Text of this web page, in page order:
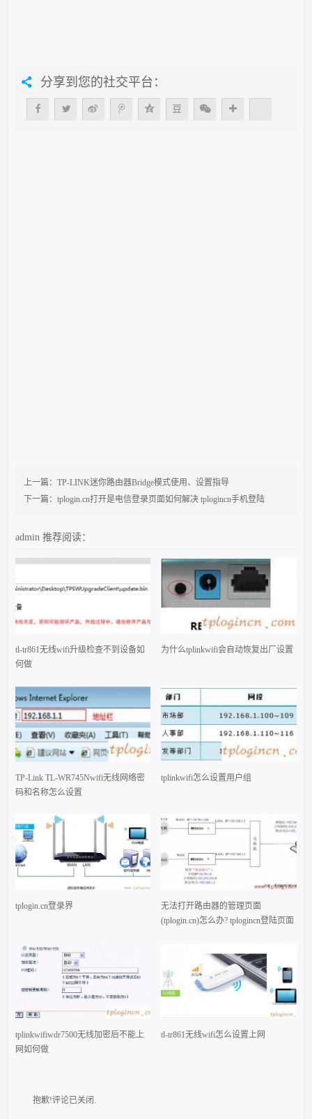
分享到您的社交平台：
上一篇：TP-LINK迷你路由器Bridge模式使用、设置指导
下一篇：tplogin.cn打开是电信登录页面如何解决 tplogincn手机登陆
admin推荐阅读：
tl-tr861无线wifi升级检查不到设备如
何做
为什么tplinkwifi会自动恢复出厂设置
TP-Link TL-WR745Nwifi无线网络密
码和名称怎么设置
tplinkwifi怎么设置用户组
tplogin.cn登录界
无法打开路由器的管理页面
(tplogin.cn)怎么办? tplogincn登陆页面
tplinkwifiwdr7500无线加密后不能上
网如何做
tl-tr861无线wifi怎么设置上网
抱歉!评论已关闭.